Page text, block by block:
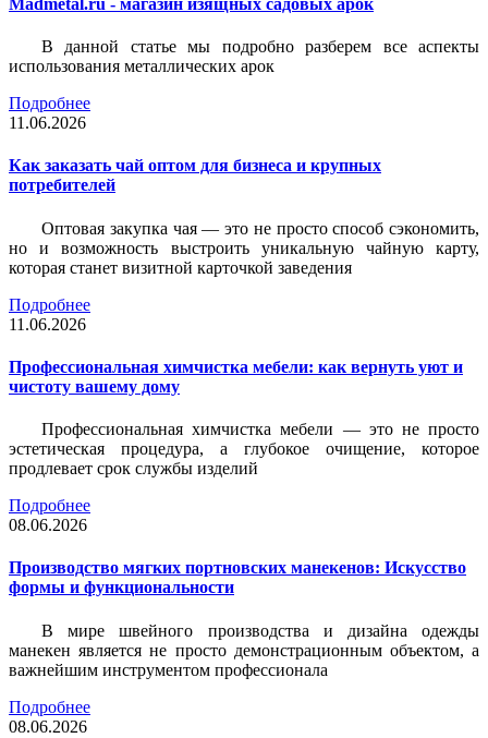
В данной статье мы подробно разберем все аспекты
использования металлических арок
Подробнее
11.06.2026
Как заказать чай оптом для бизнеса и крупных
потребителей
Оптовая закупка чая — это не просто способ сэкономить,
но и возможность выстроить уникальную чайную карту,
которая станет визитной карточкой заведения
Подробнее
11.06.2026
Профессиональная химчистка мебели: как вернуть уют и
чистоту вашему дому
Профессиональная химчистка мебели — это не просто
эстетическая процедура, а глубокое очищение, которое
продлевает срок службы изделий
Подробнее
08.06.2026
Производство мягких портновских манекенов: Искусство
формы и функциональности
В мире швейного производства и дизайна одежды
манекен является не просто демонстрационным объектом, а
важнейшим инструментом профессионала
Подробнее
08.06.2026